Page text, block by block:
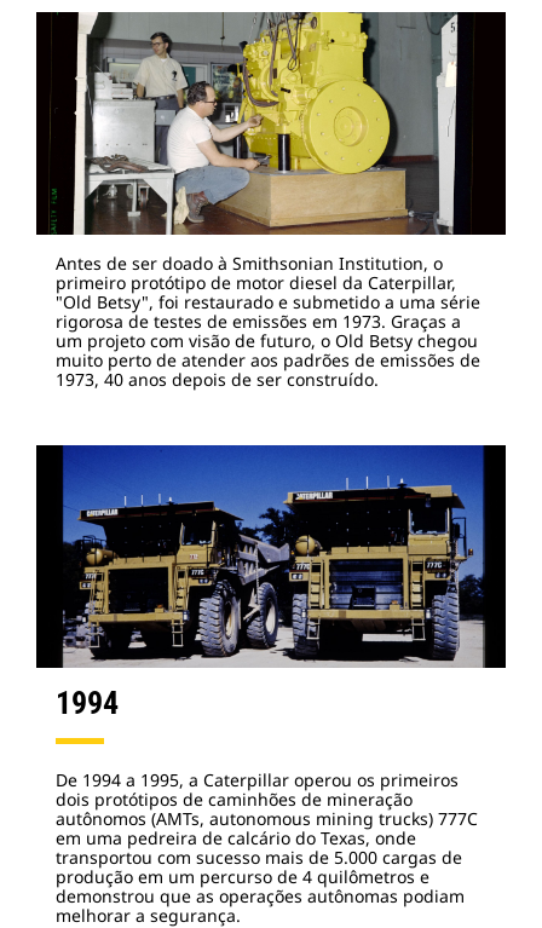
Antes de ser doado à Smithsonian Institution, o
primeiro protótipo de motor diesel da Caterpillar,
"Old Betsy", foi restaurado e submetido a uma série
rigorosa de testes de emissões em 1973. Graças a
um projeto com visão de futuro, o Old Betsy chegou
muito perto de atender aos padrões de emissões de
1973, 40 anos depois de ser construído.
1994
De 1994 a 1995, a Caterpillar operou os primeiros
dois protótipos de caminhões de mineração
autônomos (AMTs, autonomous mining trucks) 777C
em uma pedreira de calcário do Texas, onde
transportou com sucesso mais de 5.000 cargas de
produção em um percurso de 4 quilômetros e
demonstrou que as operações autônomas podiam
melhorar a segurança.